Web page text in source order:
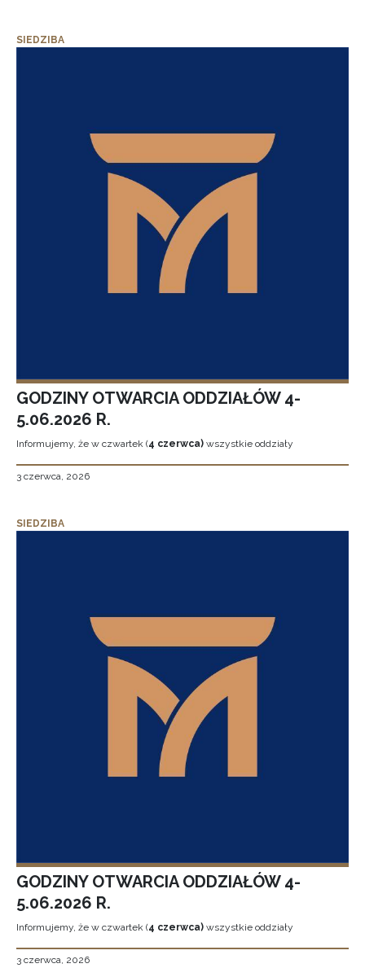
SIEDZIBA
GODZINY OTWARCIA ODDZIAŁÓW 4-
5.06.2026 R.
Informujemy, że w czwartek (4 czerwca) wszystkie oddziały
3 czerwca, 2026
SIEDZIBA
GODZINY OTWARCIA ODDZIAŁÓW 4-
5.06.2026 R.
Informujemy, że w czwartek (4 czerwca) wszystkie oddziały
3 czerwca, 2026